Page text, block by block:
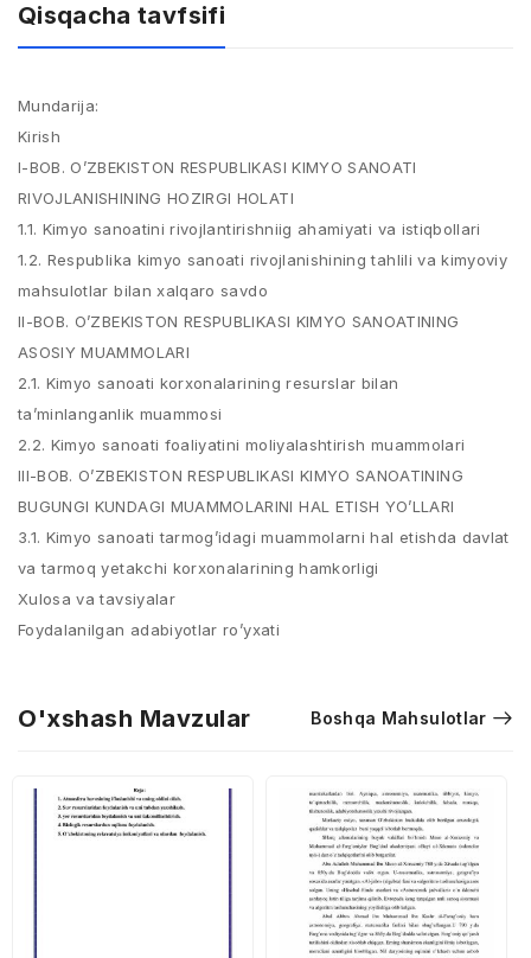
Qisqacha tavfsifi
Mundarija:
Kirish
I-BOB. O’ZBEKISTON RESPUBLIKASI KIMYO SANOATI
RIVOJLANISHINING HOZIRGI HOLATI
1.1. Kimyo sanoatini rivojlantirishniig ahamiyati va istiqbollari
1.2. Respublika kimyo sanoati rivojlanishining tahlili va kimyoviy
mahsulotlar bilan xalqaro savdo
II-BOB. O’ZBEKISTON RESPUBLIKASI KIMYO SANOATINING
ASOSIY MUAMMOLARI
2.1. Kimyo sanoati korxonalarining resurslar bilan
ta’minlanganlik muammosi
2.2. Kimyo sanoati foaliyatini moliyalashtirish muammolari
III-BOB. O’ZBEKISTON RESPUBLIKASI KIMYO SANOATINING
BUGUNGI KUNDAGI MUAMMOLARINI HAL ETISH YO’LLARI
3.1. Kimyo sanoati tarmog’idagi muammolarni hal etishda davlat
va tarmoq yetakchi korxonalarining hamkorligi
Xulosa va tavsiyalar
Foydalanilgan adabiyotlar ro’yxati
O'xshash Mavzular Boshqa Mahsulotlar